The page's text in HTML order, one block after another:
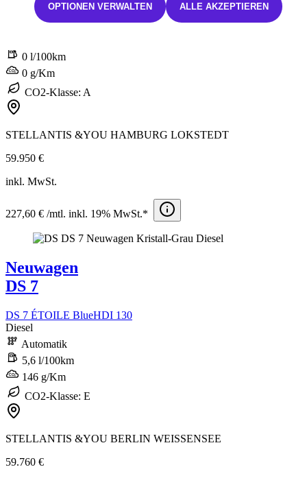
N°7 ÉTOILE HYBRID 145 PS
0 l/100km
0 g/Km
CO2-Klasse: A
STELLANTIS &YOU HAMBURG LOKSTEDT
59.950 €
inkl. MwSt.
227,60 € /mtl. inkl. 19% MwSt.*
Neuwagen
DS 7
DS 7 ÉTOILE BlueHDI 130
Diesel
Automatik
5,6 l/100km
146 g/Km
CO2-Klasse: E
STELLANTIS &YOU BERLIN WEISSENSEE
59.760 €
OPTIONEN VERWALTEN ALLE AKZEPTIEREN